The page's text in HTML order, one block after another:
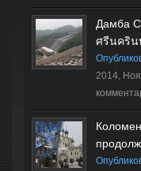
Дамба
ศรีนคริน
2014,